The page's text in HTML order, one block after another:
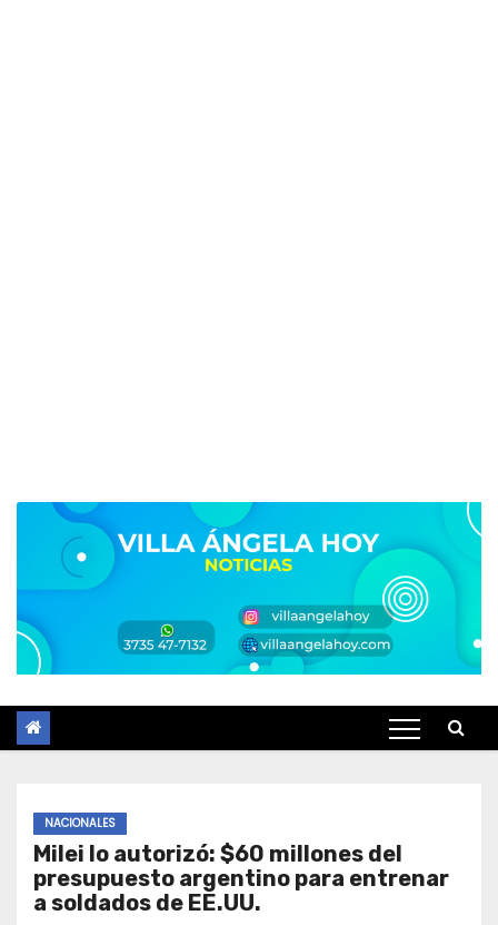
NACIONALES
Milei lo autorizó: $60 millones del
presupuesto argentino para entrenar
a soldados de EE.UU.